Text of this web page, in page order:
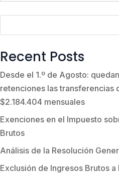
Recent Posts
Desde el 1.º de Agosto:
retenciones las transferencias
$2.184.404 mensuales
Exenciones en el Impuesto
Brutos
Análisis de la Resolución
Exclusión de Ingresos Brutos a